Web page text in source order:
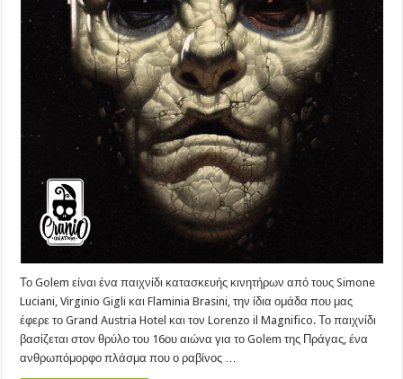
Το Golem είναι ένα παιχνίδι κατασκευής κινητήρων από τους Simone
Luciani, Virginio Gigli και Flaminia Brasini, την ίδια ομάδα που μας
έφερε το Grand Austria Hotel και τον Lorenzo il Magnifico. Το παιχνίδι
βασίζεται στον θρύλο του 16ου αιώνα για το Golem της Πράγας, ένα
ανθρωπόμορφο πλάσμα που ο ραβίνος …